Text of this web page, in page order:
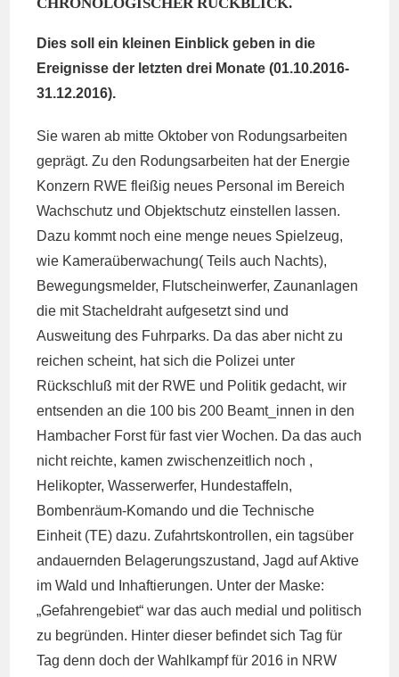
Dies soll ein kleinen Einblick geben in die
Ereignisse der letzten drei Monate (01.10.2016-
31.12.2016).
Sie waren ab mitte Oktober von Rodungsarbeiten
geprägt. Zu den Rodungsarbeiten hat der Energie
Konzern RWE fleißig neues Personal im Bereich
Wachschutz und Objektschutz einstellen lassen.
Dazu kommt noch eine menge neues Spielzeug,
wie Kameraüberwachung( Teils auch Nachts),
Bewegungsmelder, Flutscheinwerfer, Zaunanlagen
die mit Stacheldraht aufgesetzt sind und
Ausweitung des Fuhrparks. Da das aber nicht zu
reichen scheint, hat sich die Polizei unter
Rückschluß mit der RWE und Politik gedacht, wir
entsenden an die 100 bis 200 Beamt_innen in den
Hambacher Forst für fast vier Wochen. Da das auch
nicht reichte, kamen zwischenzeitlich noch ,
Helikopter, Wasserwerfer, Hundestaffeln,
Bombenräum-Komando und die Technische
Einheit (TE) dazu. Zufahrtskontrollen, ein tagsüber
andauernden Belagerungszustand, Jagd auf Aktive
im Wald und Inhaftierungen. Unter der Maske:
„Gefahrengebiet“ war das auch medial und politisch
zu begründen. Hinter dieser befindet sich Tag für
Tag denn doch der Wahlkampf für 2016 in NRW